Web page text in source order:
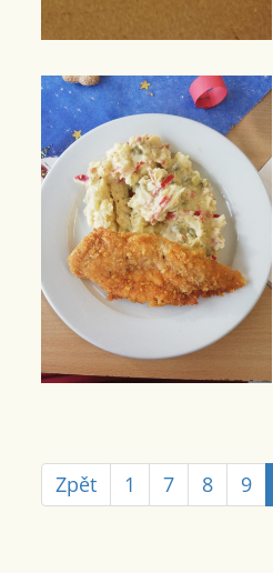
Zpět 1 7 8 9